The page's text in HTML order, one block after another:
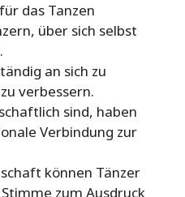
das Tanzen
über sich selbst
an sich zu
verbessern.
sind, haben
Verbindung zur
können Tänzer
Stimme zum Ausdruck